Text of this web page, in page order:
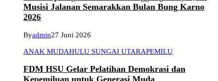
Musisi Jalanan Semarakkan Bulan Bung Karno
2026
Byadmin27 Juni 2026
ANAK MUDAHULU SUNGAI UTARAPEMILU
FDM HSU Gelar Pelatihan Demokrasi dan